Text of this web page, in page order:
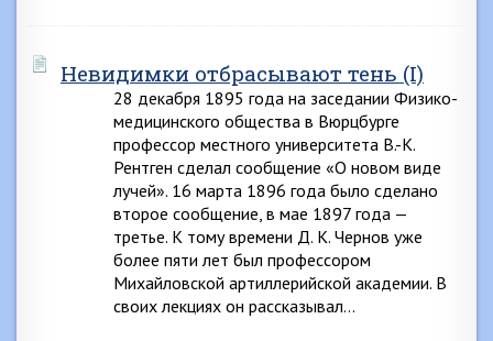
Невидимки отбрасывают тень (I)
28 декабря 1895 года на заседании Физико-
медицинского общества в Вюрцбурге
профессор местного университета В.-К.
Рентген сделал сообщение «О новом виде
лучей». 16 марта 1896 года было сделано
второе сообщение, в мае 1897 года —
третье. К тому времени Д. К. Чернов уже
более пяти лет был профессором
Михайловской артиллерийской академии. В
своих лекциях он рассказывал…